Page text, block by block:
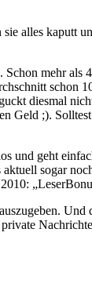
alles kaputt
mehr als
schon
diesmal
Geld ;).
und geht
sogar